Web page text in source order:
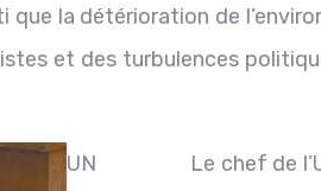
que la détérioration de
et des turbulences
UN
Le chef de